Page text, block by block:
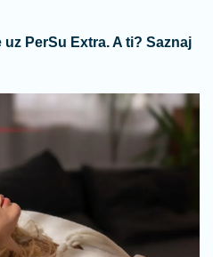
PerSu Extra. A ti? Saznaj